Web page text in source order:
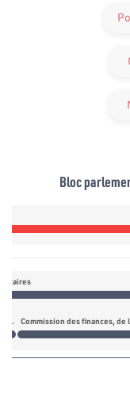
Bloc
Commission du règlement intérieur, de l’immunité, des lois parlementaires et des lois électorales